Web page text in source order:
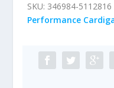
SKU: 346984-5112816
Performance